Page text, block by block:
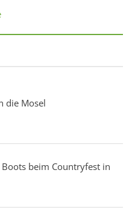
die Mosel
beim Countryfest in